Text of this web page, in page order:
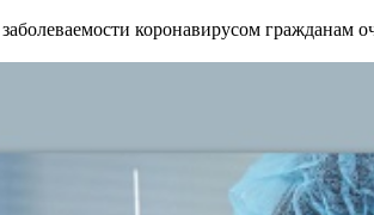
коронавирусом гражданам